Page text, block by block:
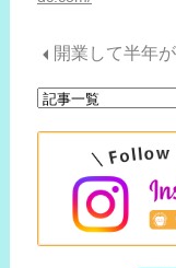
開業して半年がたち